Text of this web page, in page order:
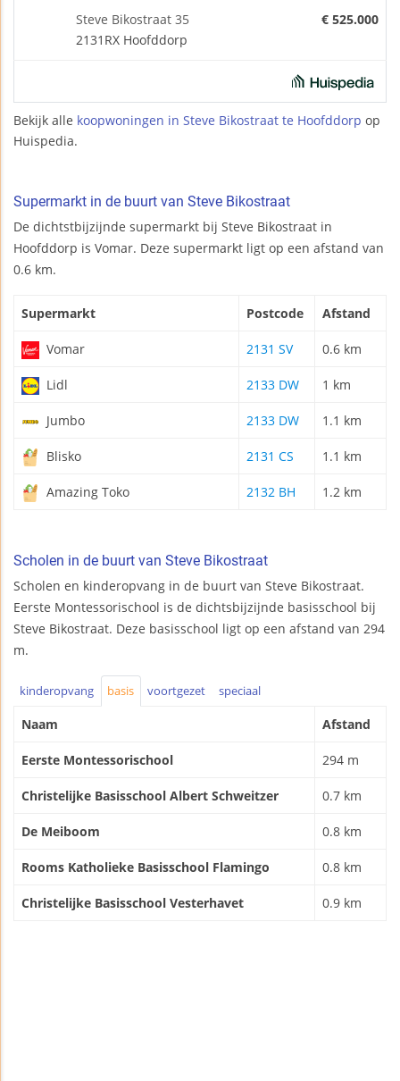
Steve Bikostraat 35
2131RX Hoofddorp
€ 525.000
Bekijk alle koopwoningen in Steve Bikostraat te Hoofddorp op
Huispedia.
Supermarkt in de buurt van Steve Bikostraat
De dichtstbijzijnde supermarkt bij Steve Bikostraat in
Hoofddorp is Vomar. Deze supermarkt ligt op een afstand van
0.6 km.
Supermarkt Postcode Afstand
Vomar 2131 SV 0.6 km
Lidl 2133 DW 1 km
Jumbo 2133 DW 1.1 km
Blisko 2131 CS 1.1 km
Amazing Toko 2132 BH 1.2 km
Scholen in de buurt van Steve Bikostraat
Scholen en kinderopvang in de buurt van Steve Bikostraat.
Eerste Montessorischool is de dichtsbijzijnde basisschool bij
Steve Bikostraat. Deze basisschool ligt op een afstand van 294
m.
kinderopvang basis voortgezet speciaal
Naam Afstand
Eerste Montessorischool 294 m
Christelijke Basisschool Albert Schweitzer 0.7 km
De Meiboom 0.8 km
Rooms Katholieke Basisschool Flamingo 0.8 km
Christelijke Basisschool Vesterhavet 0.9 km